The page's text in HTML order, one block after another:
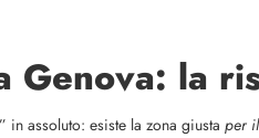
Genova: la
in assoluto: esiste la zona giusta per